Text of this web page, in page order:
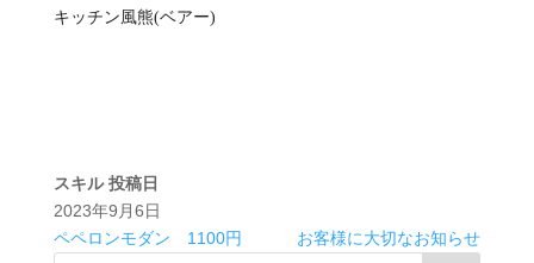
キッチン風熊(ベアー)
スキル 投稿日
2023年9月6日
ペペロンモダン 1100円
お客様に大切なお知らせ